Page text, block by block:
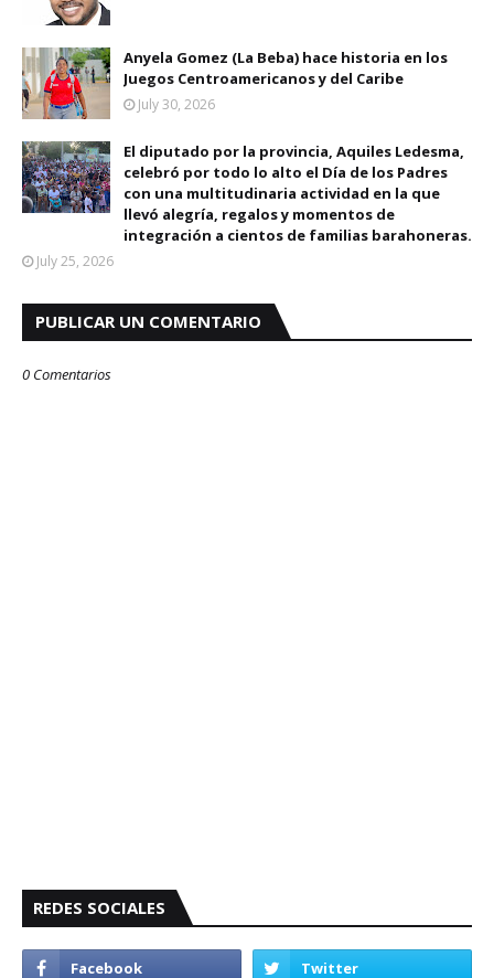
Anyela Gomez (La Beba) hace historia en los
Juegos Centroamericanos y del Caribe
July 30, 2026
El diputado por la provincia, Aquiles Ledesma,
celebró por todo lo alto el Día de los Padres
con una multitudinaria actividad en la que
llevó alegría, regalos y momentos de
integración a cientos de familias barahoneras.
July 25, 2026
PUBLICAR UN COMENTARIO
0 Comentarios
REDES SOCIALES